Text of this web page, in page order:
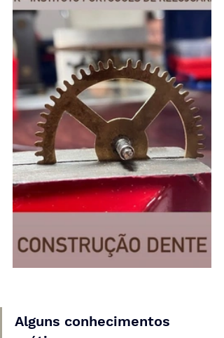
Alguns conhecimentos